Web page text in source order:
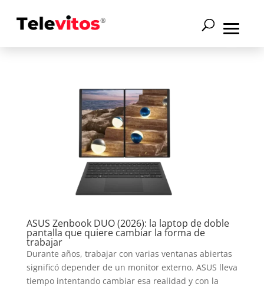
ASUS Zenbook DUO (2026): la laptop de doble
pantalla que quiere cambiar la forma de
trabajar
Durante años, trabajar con varias ventanas abiertas
significó depender de un monitor externo. ASUS lleva
tiempo intentando cambiar esa realidad y con la